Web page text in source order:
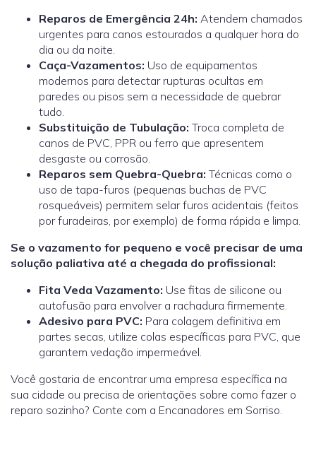
Reparos de Emergência 24h: Atendem chamados
urgentes para canos estourados a qualquer hora do
dia ou da noite.
Caça-Vazamentos: Uso de equipamentos
modernos para detectar rupturas ocultas em
paredes ou pisos sem a necessidade de quebrar
tudo.
Substituição de Tubulação: Troca completa de
canos de PVC, PPR ou ferro que apresentem
desgaste ou corrosão.
Reparos sem Quebra-Quebra: Técnicas como o
uso de tapa-furos (pequenas buchas de PVC
rosqueáveis) permitem selar furos acidentais (feitos
por furadeiras, por exemplo) de forma rápida e limpa.
Se o vazamento for pequeno e você precisar de uma
solução paliativa até a chegada do profissional:
Fita Veda Vazamento: Use fitas de silicone ou
autofusão para envolver a rachadura firmemente.
Adesivo para PVC: Para colagem definitiva em
partes secas, utilize colas específicas para PVC, que
garantem vedação impermeável.
Você gostaria de encontrar uma empresa específica na
sua cidade ou precisa de orientações sobre como fazer o
reparo sozinho? Conte com a Encanadores em Sorriso.